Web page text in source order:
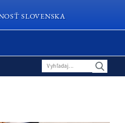
SLOVENSKA